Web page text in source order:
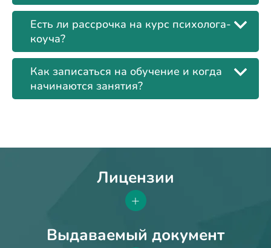
Есть ли рассрочка на курс психолога-
коуча?
Как записаться на обучение и когда
начинаются занятия?
Лицензии
+
Выдаваемый документ